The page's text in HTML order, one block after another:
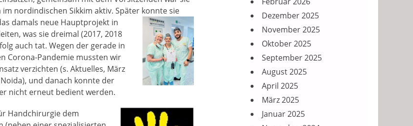
nordindischen Sikkim aktiv. Später konnte sie
damals neue Hauptprojekt in
was sie dreimal (2017, 2018
auch tat. Wegen der gerade in
Corona-Pandemie mussten wir
verzichten (s. Aktuelles, März
und danach konnte der
nicht erneut bedient werden.
Handchirurgie dem
Dezember 2025
November 2025
Oktober 2025
September 2025
August 2025
April 2025
März 2025
Januar 2025